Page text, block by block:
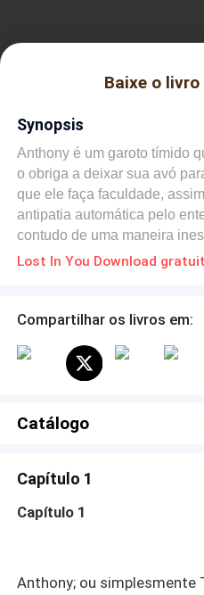
Baixe o
Synopsis
Anthony é um garoto tímido
o obriga a deixar sua avó
que ele faça faculdade,
antipatia automática pelo
contudo de uma maneira
apaixonando. O grande
tranquila a qual Anthony
começar uma vida nova
Compartilhar os livros em:
Catálogo
Capítulo 1
Capítulo 1
Anthony; ou simplesmente